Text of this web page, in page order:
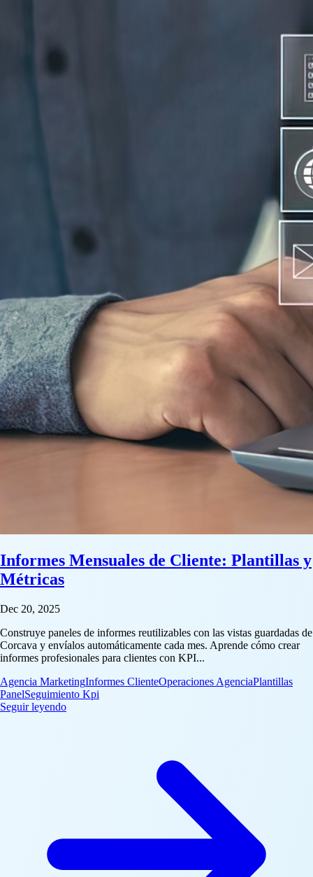
Informes Mensuales de Cliente: Plantillas y
Métricas
Dec 20, 2025
Construye paneles de informes reutilizables con las vistas guardadas de
Corcava y envíalos automáticamente cada mes. Aprende cómo crear
informes profesionales para clientes con KPI...
Agencia MarketingInformes ClienteOperaciones AgenciaPlantillas
PanelSeguimiento Kpi
Seguir leyendo: Informes Mensuales de Cliente: Plantillas y Métricas